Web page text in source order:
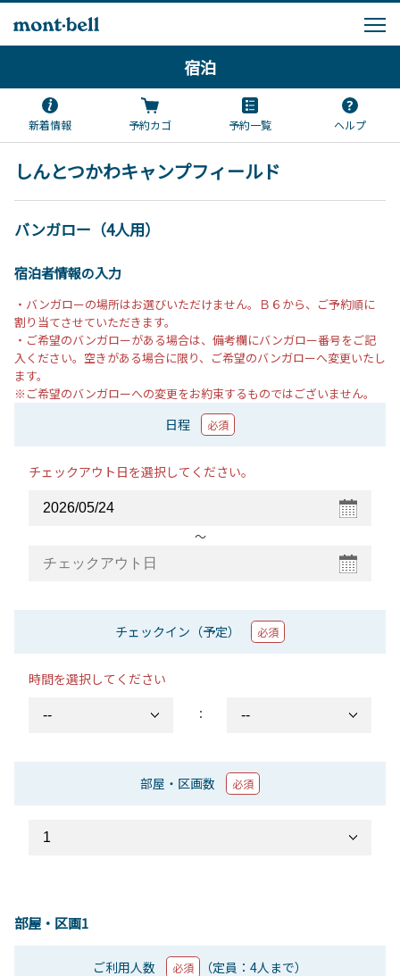
宿泊
新着情報 予約カゴ 予約一覧 ヘルプ
しんとつかわキャンプフィールド
バンガロー（4人用）
宿泊者情報の入力
・バンガローの場所はお選びいただけません。Ｂ６から、ご予約順に
割り当てさせていただきます。
・ご希望のバンガローがある場合は、備考欄にバンガロー番号をご記
入ください。空きがある場合に限り、ご希望のバンガローへ変更いたし
ます。
※ご希望のバンガローへの変更をお約束するものではございません。
日程 必須
チェックアウト日を選択してください。
〜
チェックイン（予定） 必須
時間を選択してください
：
部屋・区画数 必須
部屋・区画1
ご利用人数 必須 （定員：4人まで）